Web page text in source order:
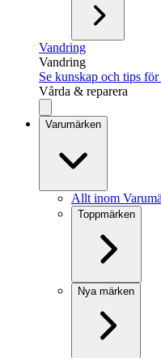
Vandring
Vandring
Se kunskap och tips
Vårda & reparera
Varumärken
Allt inom
Toppmärken
Nya märken